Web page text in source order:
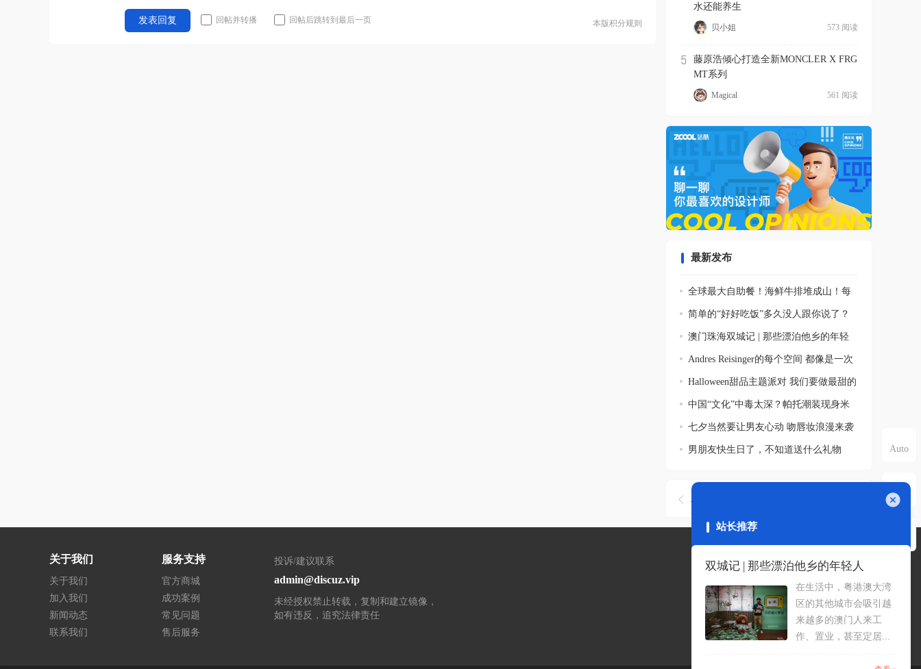
本版积分规则
发表回复 回帖并转播 回帖后跳转到最后一页
水还能养生
573 阅读
贝小姐
5
藤原浩倾心打造全新MONCLER X FRG
MT系列
561 阅读
Magical
最新发布
全球最大自助餐！海鲜牛排堆成山！每
年800
简单的“好好吃饭”多久没人跟你说了？
澳门珠海双城记 | 那些漂泊他乡的年轻
人 Andres Reisinger的每个空间 都像是一次
乌Halloween甜品主题派对 我们要做最甜的
捣蛋
中国“文化”中毒太深？帕托潮装现身米
兰街七夕当然要让男友心动 吻唇妆浪漫来袭
男朋友快生日了，不知道送什么礼物
上一主题
站长推荐
双城记 | 那些漂泊他乡的年轻人
在生活中，粤港澳大湾
区的其他城市会吸引越
来越多的澳门人来工
作、置业，甚至定居...
关于我们
关于我们
加入我们
新闻动态
联系我们
服务支持
官方商城
成功案例
常见问题
售后服务
投诉/建议联系
admin@discuz.vip
未经授权禁止转载，复制和建立镜像，
如有违反，追究法律责任
关注公众号
添加微信客服